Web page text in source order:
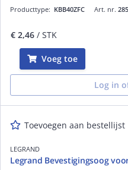
Art. nr.
Producttype: KBB40ZFC
€ 2,46 / STK
Voeg toe
Log in
Toevoegen aan bestellijst
LEGRAND
Legrand Bevestigingsoog